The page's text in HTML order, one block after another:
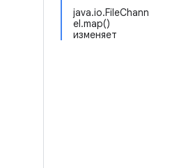
java.io.FileChann
el.map()
изменяет